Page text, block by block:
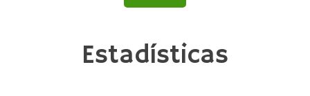
Estadísticas